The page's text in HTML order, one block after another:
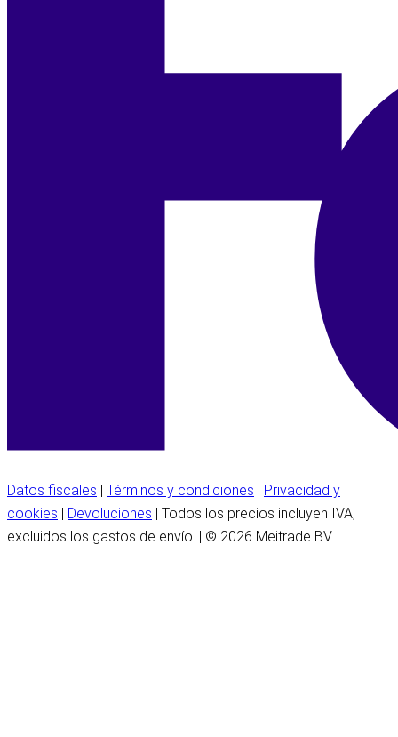
Datos fiscales Términos y condiciones
Privacidad y
cookies
Devoluciones | Todos los precios incluyen IVA,
excluidos los gastos de envío. | © 2026 Meitrade BV